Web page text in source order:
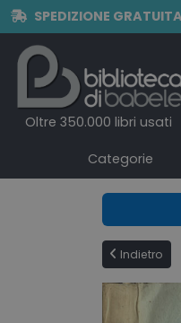
SPEDIZIONE
Oltre 350.000 libri usati
Categorie
Indietro